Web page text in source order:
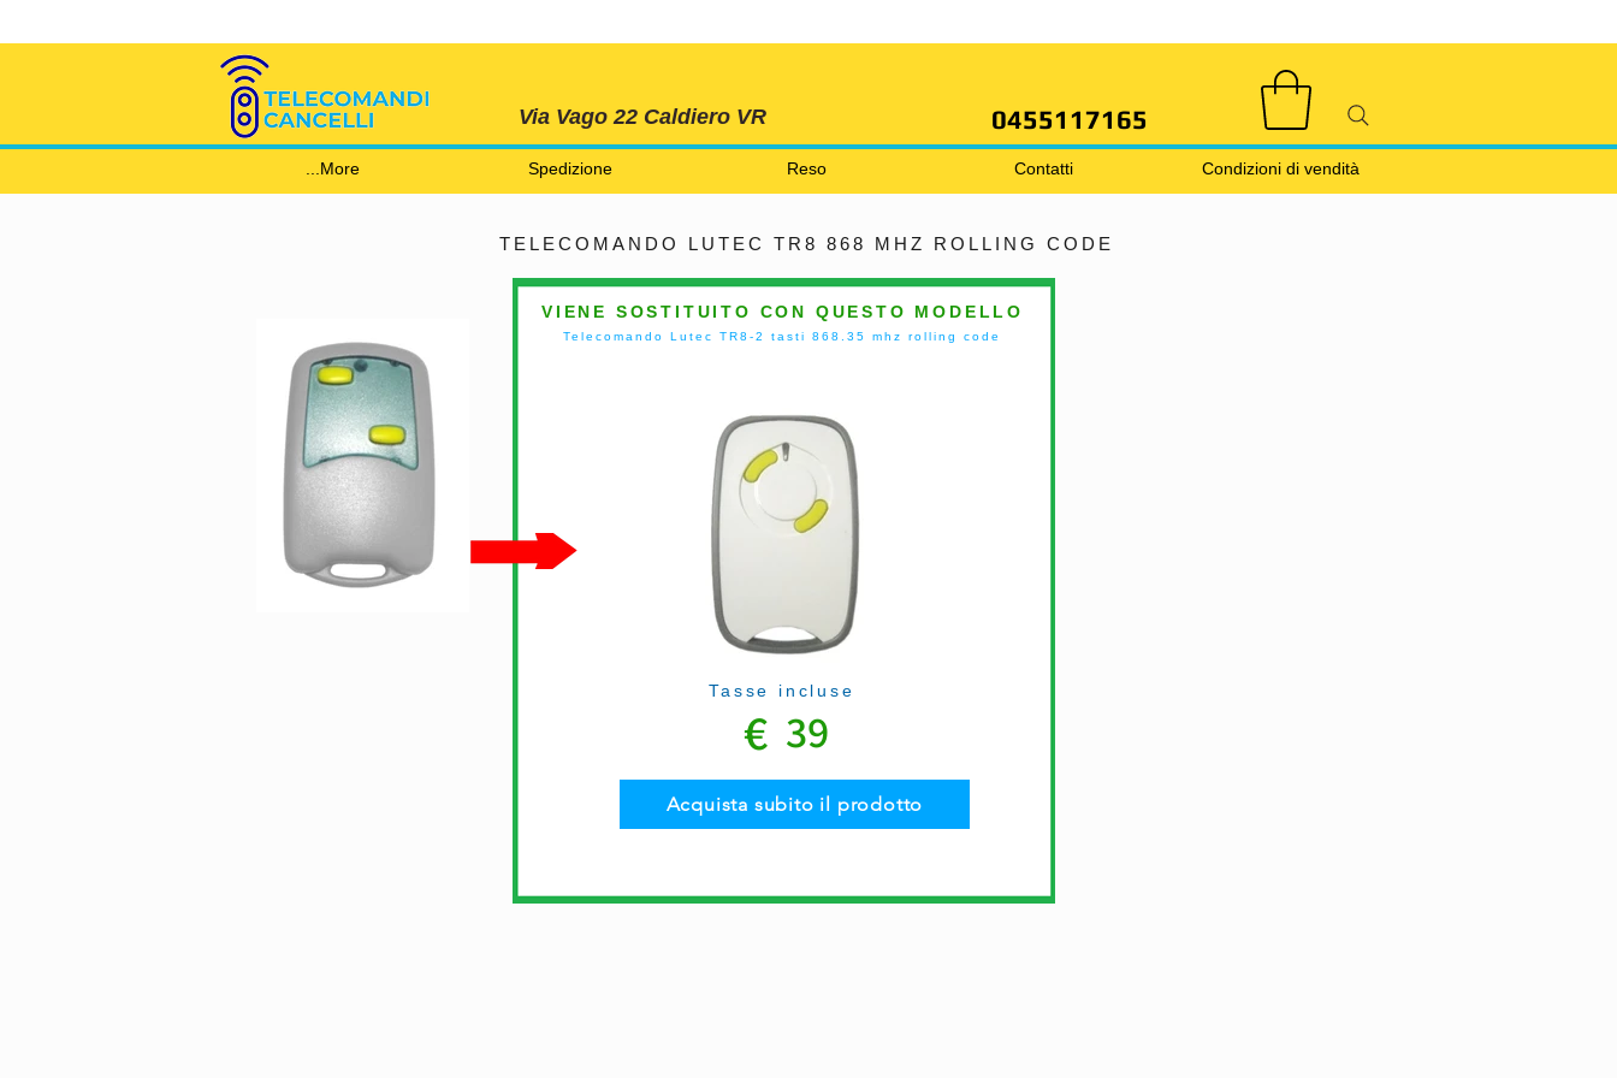
Via Vago 22 Caldiero VR 0455117165
Condizioni di vendità
Contatti
Reso
Spedizione
More...
TELECOMANDO LUTEC TR8 868 MHZ ROLLING CODE
VIENE SOSTITUITO CON QUESTO MODELLO
Tasse incluse
Telecomando Lutec TR8-2 tasti 868.35 mhz rolling code
€ 39
Acquista subito il prodotto